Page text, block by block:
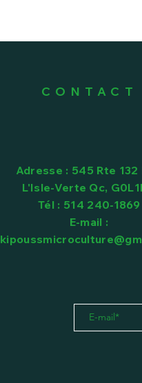
CONTACT
Adresse : 545 Rte 132
L'Isle-Verte Qc,
Tél : 514 240-1869
E-mail :